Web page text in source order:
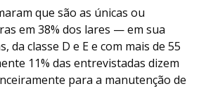
que são as únicas ou
em 38% dos lares — em sua
da classe D e E e com mais de 55
11% das entrevistadas dizem
para a manutenção de